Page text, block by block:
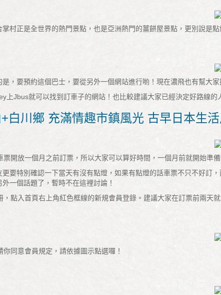
掌村正是全世界的熱門景點，也是亞洲熱門的薑餅屋景點，更別說是點
是，要預約這個巴士，要從另外一個網站進行喲！現在濃飛也有幫大家
上Jbus就可以找到訂車子的網站！也比較建議大家已經決定好路線
白川鄉 充滿情趣市鎮風光 古早日本生
票開放一個月之前訂票，所以大家可以算好時間，一個月前就開始準
更要特別確認一下當天有沒有點燈，如果有點燈的話車票不只不好訂
一個話題了，暫時不在這裡討論！
，點入首頁右上角紅色框線的新規會員登錄。建議大家在訂票前兩天
你同意會員規定，請依據圖示點選囉！